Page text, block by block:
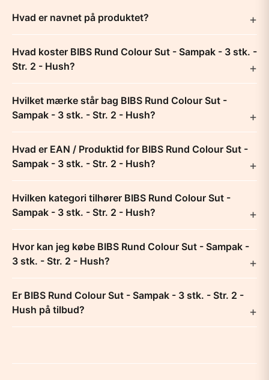
Hvad er navnet på produktet?
Hvad koster BIBS Rund Colour Sut - Sampak - 3 stk. -
Str. 2 - Hush?
Hvilket mærke står bag BIBS Rund Colour Sut -
Sampak - 3 stk. - Str. 2 - Hush?
Hvad er EAN / Produktid for BIBS Rund Colour Sut -
Sampak - 3 stk. - Str. 2 - Hush?
Hvilken kategori tilhører BIBS Rund Colour Sut -
Sampak - 3 stk. - Str. 2 - Hush?
Hvor kan jeg købe BIBS Rund Colour Sut - Sampak -
3 stk. - Str. 2 - Hush?
Er BIBS Rund Colour Sut - Sampak - 3 stk. - Str. 2 -
Hush på tilbud?